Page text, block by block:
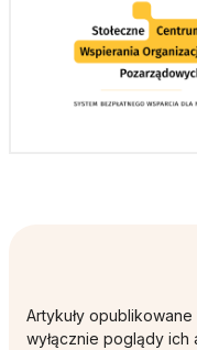
Artykuły
wyłącznie poglądy ich